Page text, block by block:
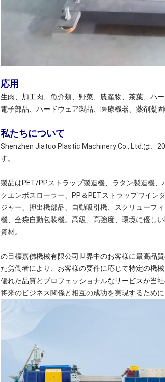
応用
生肉、加工肉、魚介類、野菜、農産物、茶葉、ハ
電子部品、ハードウェア製品、医療機器、薬剤凝固
私たちについて
Shenzhen Jiatuo Plastic Machinery Co., Ltd.は、
す。
製品はPET/PPストラップ製造機、 ラタン製造機、
クエンボスローラー、PP＆PETストラップワイン
ジャー、押出機部品、自動吸引機、スクリューフ
機、全袋自動包装機。高級、高強度、環境に優し
資材。
の目標嘉佛機械有限公司世界中のお客様に最高品
た労働者により、お客様の要件に応じて特定の機
優れた品質とプロフェッショナルなサービスが当
将来のビジネス関係と相互の成功を実現するため